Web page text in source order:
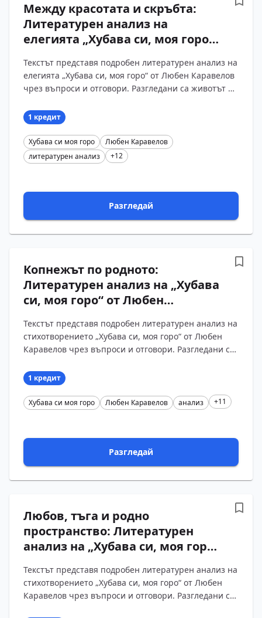
Между красотата и скръбта:
Литературен анализ на
елегията „Хубава си, моя горо“
отговори
Текстът представя подробен литературен анализ на
елегията „Хубава си, моя горо“ от Любен Каравелов
чрез въпроси и отговори. Разгледани са животът на
1 кредит
Хубава си моя горо
Любен Каравелов
литературен анализ
+12
Разгледай
Копнежът по родното:
Литературен анализ на „Хубава
си, моя горо“ от Любен
Текстът представя подробен литературен анализ на
стихотворението „Хубава си, моя горо“ от Любен
Каравелов чрез въпроси и отговори. Разгледани са
1 кредит
Хубава си моя горо Любен Каравелов анализ +11
Разгледай
Любов, тъга и родно
пространство: Литературен
анализ на „Хубава си, моя горо“
отговори
Текстът представя подробен литературен анализ на
стихотворението „Хубава си, моя горо“ от Любен
Каравелов чрез въпроси и отговори. Разгледани са